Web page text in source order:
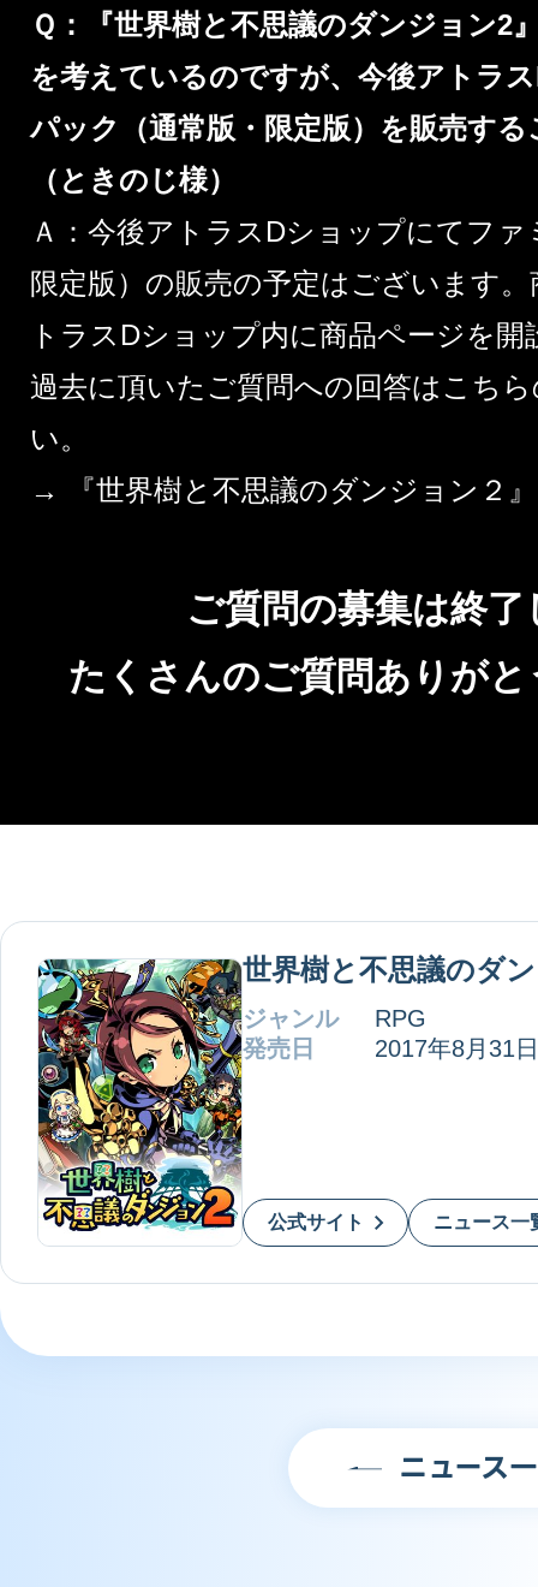
Ｑ：『世界樹と不思議のダンジョン2
を考えているのですが、今後アトラ
パック（通常版・限定版）を販売す
（ときのじ様）
Ａ：今後アトラスDショップにてフ
限定版）の販売の予定はございます
トラスDショップ内に商品ページを
過去に頂いたご質問への回答はこち
い。
→
『世界樹と不思議のダンジョン２
ご質問の募集は終
たくさんのご質問ありが
世界樹と不思議のダ
ジャンル
RPG
発売日
2017年8月31日
公式サイト ニュース一
ニュース